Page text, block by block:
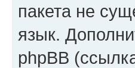
пакета не
язык.
phpBB